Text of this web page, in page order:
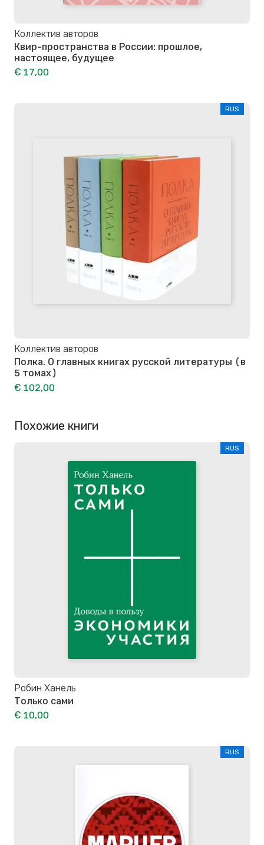
Коллектив авторов
Квир-пространства в России: прошлое,
настоящее, будущее
€ 17,00
RUS
Коллектив авторов
Полка. О главных книгах русской литературы (в
5 томах)
€ 102,00
Похожие книги
RUS
Робин Ханель
Только сами
€ 10,00
RUS